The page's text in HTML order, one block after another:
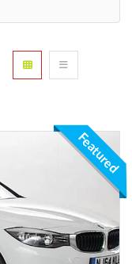
Featured